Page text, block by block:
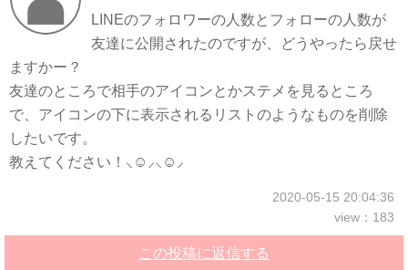
LINEのフォロワーの人数とフォローの人数が
友達に公開されたのですが、どうやったら戻せ
ますかー？
友達のところで相手のアイコンとかステメを見るところ
で、アイコンの下に表示されるリストのようなものを削除
したいです。
教えてください！‪⸜‪‪☺︎‬⸝‬‪‪‪⸜‪‪☺︎‬⸝‬‪‪
2020-05-15 20:04:36
view：183
この投稿に返信する